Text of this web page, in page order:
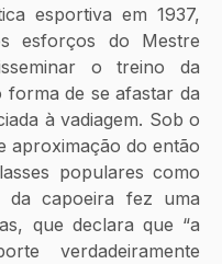
esportiva em 1937,
esforços do Mestre
o treino da
forma de se afastar da
à vadiagem. Sob o
aproximação do então
populares como
da capoeira fez uma
que declara que “a
verdadeiramente